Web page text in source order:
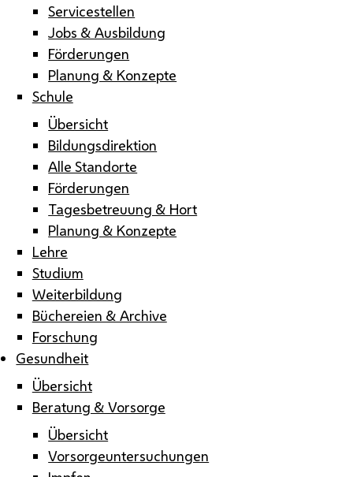
Servicestellen
Jobs & Ausbildung
Förderungen
Planung & Konzepte
Schule
Übersicht
Bildungsdirektion
Alle Standorte
Förderungen
Tagesbetreuung & Hort
Planung & Konzepte
Lehre
Studium
Weiterbildung
Büchereien & Archive
Forschung
Gesundheit
Übersicht
Beratung & Vorsorge
Übersicht
Vorsorgeuntersuchungen